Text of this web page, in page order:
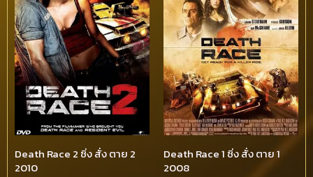
Death Race 2 ซิ่ง สั่ง ตาย 2
2010
Death Race 1 ซิ่ง สั่ง ตาย 1
2008